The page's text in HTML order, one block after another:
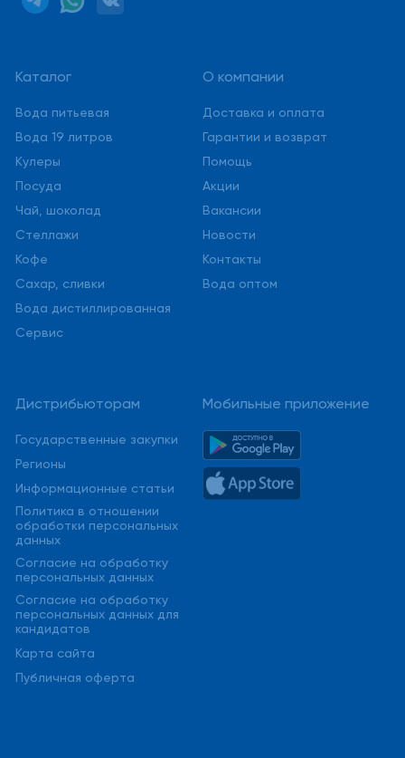
Каталог
Вода питьевая
Вода 19 литров
Кулеры
Посуда
Чай, шоколад
Стеллажи
Кофе
Сахар, сливки
Вода дистиллированная
Сервис
О компании
Доставка и оплата
Гарантии и возврат
Помощь
Акции
Вакансии
Новости
Контакты
Вода оптом
Дистрибьюторам
Государственные закупки
Регионы
Информационные статьи
Политика в отношении
обработки персональных
данных
Cогласие на обработку
персональных данных
Cогласие на обработку
персональных данных для
кандидатов
Карта сайта
Публичная оферта
Мобильные приложение